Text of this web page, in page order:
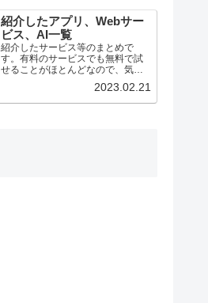
紹介したアプリ、Webサー
ビス、AI一覧
紹介したサービス等のまとめで
す。有料のサービスでも無料で試
せることがほとんどなので、気に
2023.02.21